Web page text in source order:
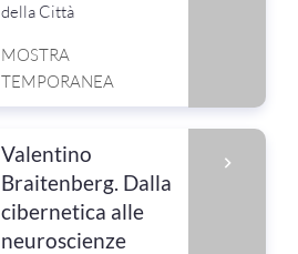
della Città
MOSTRA
TEMPORANEA
Valentino
Braitenberg. Dalla
cibernetica alle
neuroscienze